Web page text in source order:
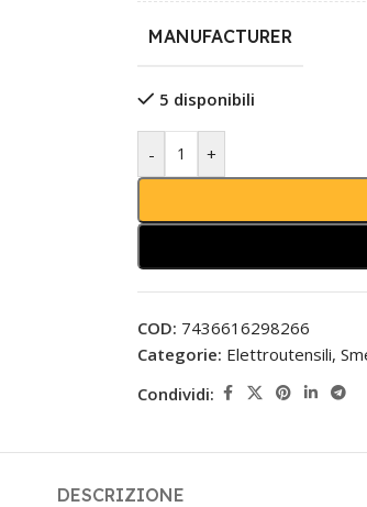
MANUFACTURER
5 disponibili
- +
COD: 7436616298266
Categorie: Elettroutensili,
Condividi:
DESCRIZIONE